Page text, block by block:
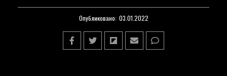
Опубликовано: 03.01.2022